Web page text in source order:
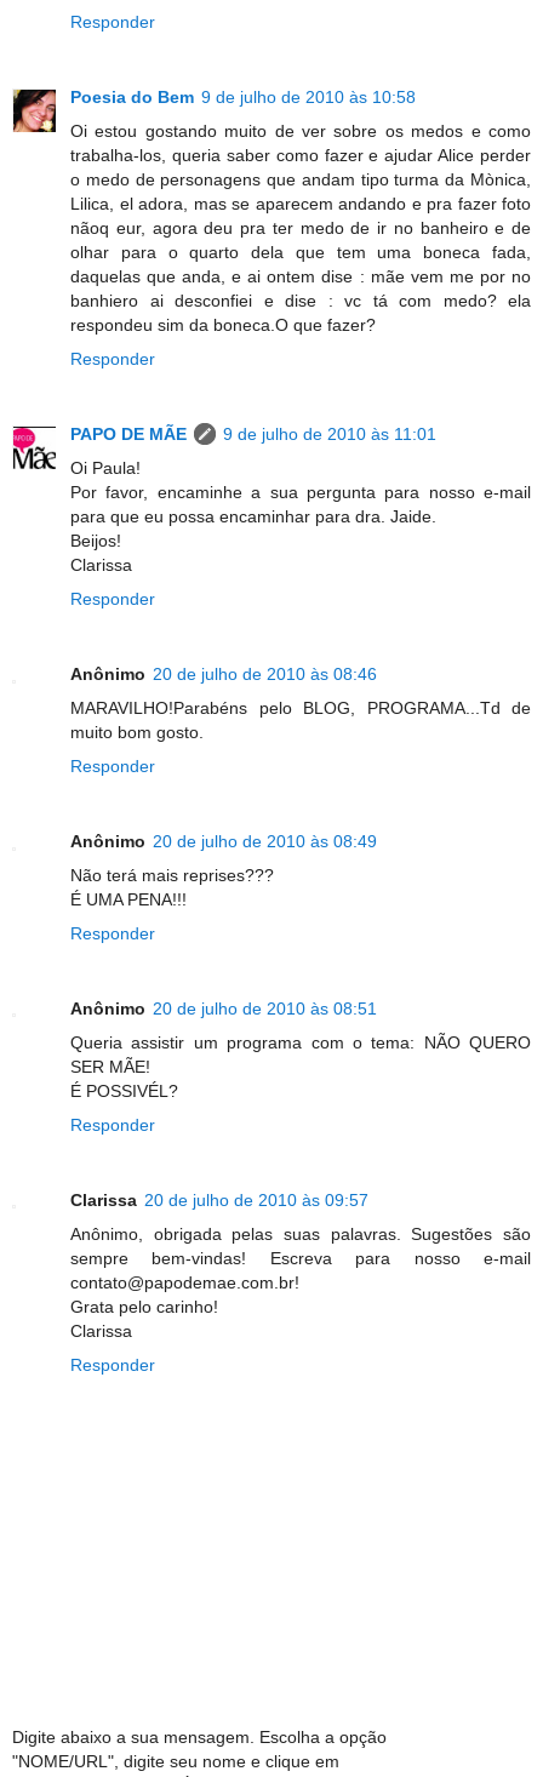
Responder
Poesia do Bem 9 de julho de 2010 às 10:58
Oi estou gostando muito de ver sobre os medos e como
trabalha-los, queria saber como fazer e ajudar Alice perder
o medo de personagens que andam tipo turma da Mònica,
Lilica, el adora, mas se aparecem andando e pra fazer foto
nãoq eur, agora deu pra ter medo de ir no banheiro e de
olhar para o quarto dela que tem uma boneca fada,
daquelas que anda, e ai ontem dise : mãe vem me por no
banhiero ai desconfiei e dise : vc tá com medo? ela
respondeu sim da boneca.O que fazer?
Responder
PAPO DE MÃE
9 de julho de 2010 às 11:01
Oi Paula!
Por favor, encaminhe a sua pergunta para nosso e-mail
para que eu possa encaminhar para dra. Jaide.
Beijos!
Clarissa
Responder
Anônimo 20 de julho de 2010 às 08:46
MARAVILHO!Parabéns pelo BLOG, PROGRAMA...Td de
muito bom gosto.
Responder
Anônimo 20 de julho de 2010 às 08:49
Não terá mais reprises???
É UMA PENA!!!
Responder
Anônimo 20 de julho de 2010 às 08:51
Queria assistir um programa com o tema: NÃO QUERO
SER MÃE!
É POSSIVÉL?
Responder
Clarissa 20 de julho de 2010 às 09:57
Anônimo, obrigada pelas suas palavras. Sugestões são
sempre bem-vindas! Escreva para nosso e-mail
contato@papodemae.com.br!
Grata pelo carinho!
Clarissa
Responder
Digite abaixo a sua mensagem. Escolha a opção
"NOME/URL", digite seu nome e clique em